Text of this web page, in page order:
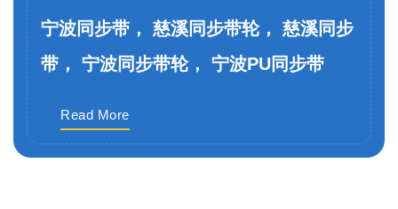
宁波同步带， 慈溪同步带轮， 慈溪同步
带， 宁波同步带轮， 宁波PU同步带
Read More